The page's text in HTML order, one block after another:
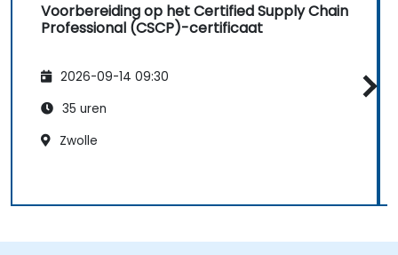
Voorbereiding op het Certified Supply Chain
Professional (CSCP)-certificaat
2026-09-14 09:30
35 uren
Zwolle